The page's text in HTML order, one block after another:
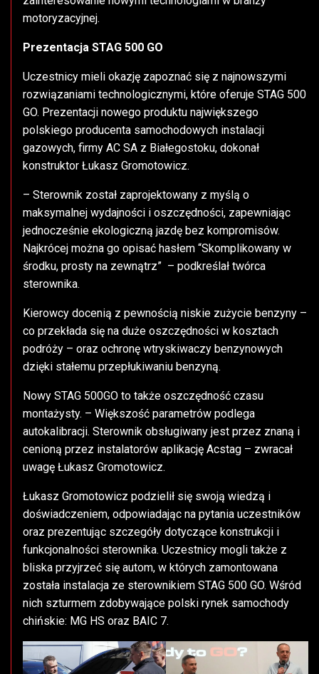
motoryzacyjnej.
Prezentacja STAG 500 GO
Uczestnicy mieli okazję zapoznać się z najnowszymi
rozwiązaniami technologicznymi, które oferuje STAG 500
GO. Prezentacji nowego produktu największego
polskiego producenta samochodowych instalacji
gazowych, firmy AC SA z Białegostoku, dokonał
konstruktor Łukasz Gromotowicz.
– Sterownik został zaprojektowany z myślą o
maksymalnej wydajności i oszczędności, zapewniając
jednocześnie ekologiczną jazdę bez kompromisów.
Najkrócej można go opisać hasłem “Skomplikowany w
środku, prosty na zewnątrz” – podkreślał twórca
sterownika.
Kierowcy docenią z pewnością niskie zużycie benzyny –
co przekłada się na duże oszczędności w kosztach
podróży – oraz ochronę wtryskiwaczy benzynowych
dzięki stałemu przepłukiwaniu benzyną.
Nowy STAG 500GO to także oszczędność czasu
montażysty. – Większość parametrów podlega
autokalibracji. Sterownik obsługiwany jest przez znaną i
cenioną przez instalatorów aplikację Acstag – zwracał
uwagę Łukasz Gromotowicz.
Łukasz Gromotowicz podzielił się swoją wiedzą i
doświadczeniem, odpowiadając na pytania uczestników
oraz prezentując szczegóły dotyczące konstrukcji i
funkcjonalności sterownika. Uczestnicy mogli także z
bliska przyjrzeć się autom, w których zamontowana
została instalacja ze sterownikiem STAG 500 GO. Wśród
nich szturmem zdobywające polski rynek samochody
chińskie: MG HS oraz BAIC 7.